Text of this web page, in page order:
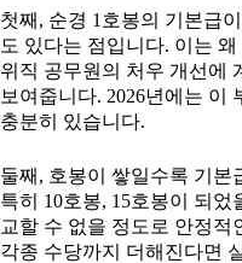
첫째, 순경 1호봉의 기본급
도 있다는 점입니다. 이는
위직 공무원의 처우 개선에
보여줍니다. 2026년에는 이
충분히 있습니다.
둘째, 호봉이 쌓일수록 기본
특히 10호봉, 15호봉이 되었
교할 수 없을 정도로 안정적
각종 수당까지 더해진다면